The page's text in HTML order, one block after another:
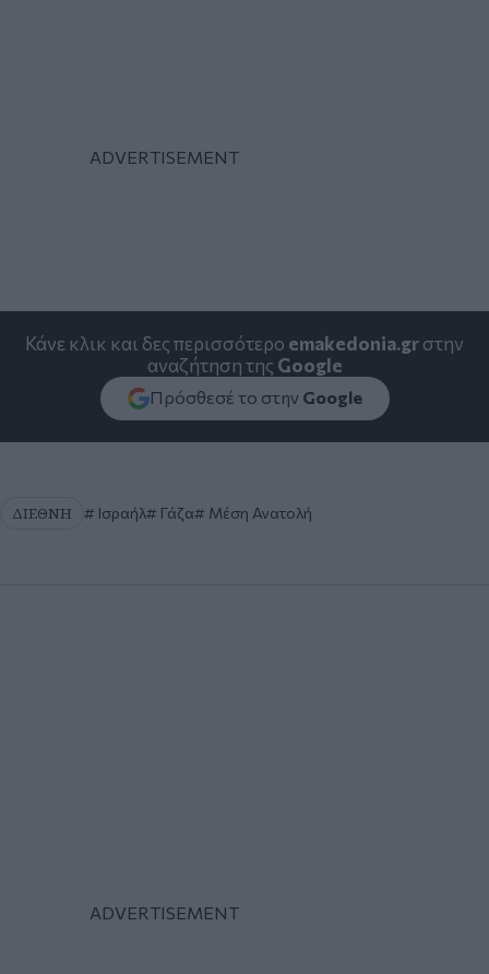
Κάνε κλικ και δες περισσότερο emakedonia.grστην
αναζήτηση της Google
Πρόσθεσέ το στην Google
ΔΙΕΘΝΗ Ισραήλ Γάζα Μέση Ανατολή